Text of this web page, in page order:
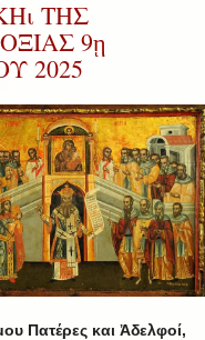
ΤΗΣ
9ῃ
2025
Πατέρες και Ἀδελφοί,